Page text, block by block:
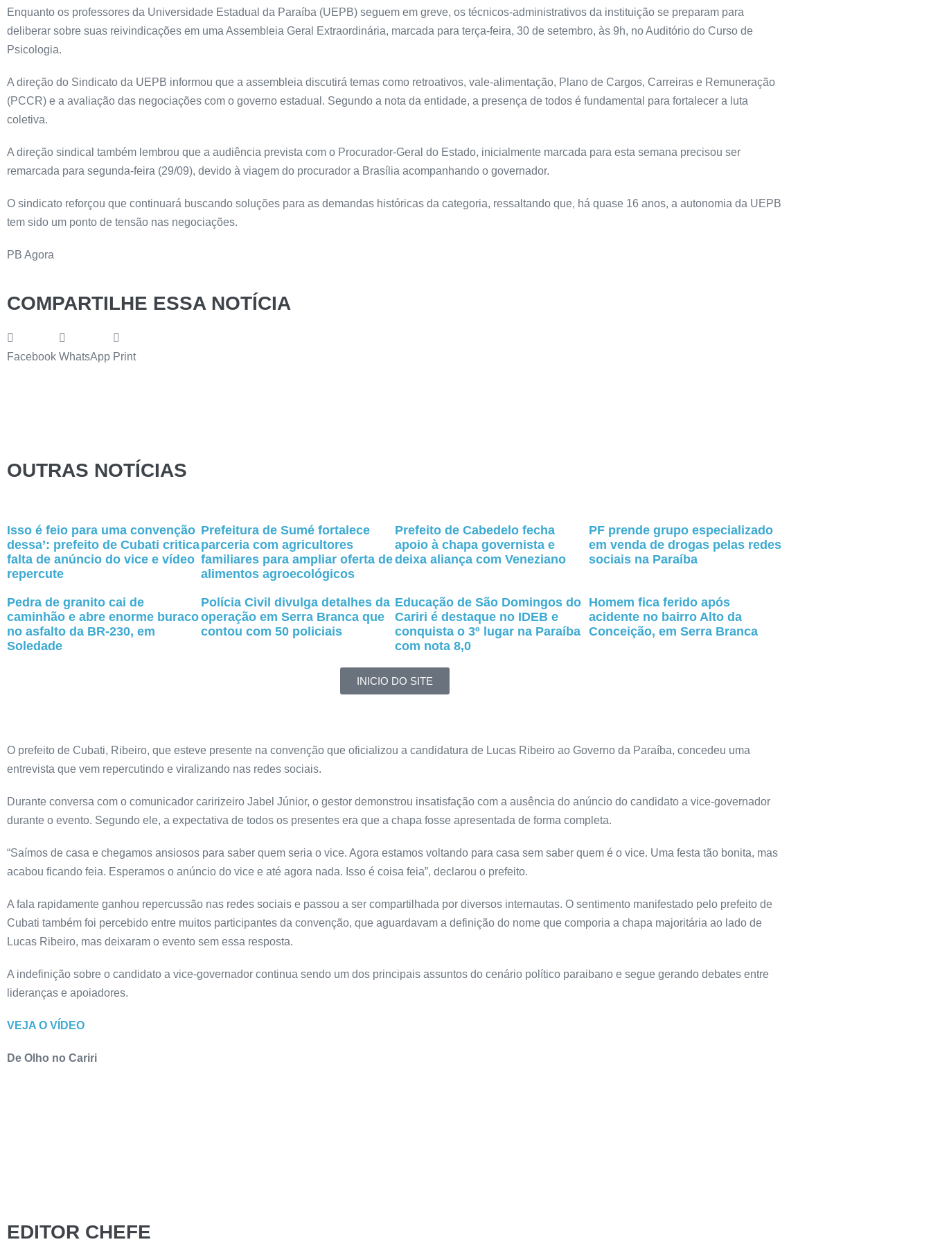
Enquanto os professores da Universidade Estadual da Paraíba (UEPB) seguem em greve, os técnicos-administrativos da instituição se preparam para
deliberar sobre suas reivindicações em uma Assembleia Geral Extraordinária, marcada para terça-feira, 30 de setembro, às 9h, no Auditório do Curso de
Psicologia.
A direção do Sindicato da UEPB informou que a assembleia discutirá temas como retroativos, vale-alimentação, Plano de Cargos, Carreiras e Remuneração
(PCCR) e a avaliação das negociações com o governo estadual. Segundo a nota da entidade, a presença de todos é fundamental para fortalecer a luta
coletiva.
A direção sindical também lembrou que a audiência prevista com o Procurador-Geral do Estado, inicialmente marcada para esta semana precisou ser
remarcada para segunda-feira (29/09), devido à viagem do procurador a Brasília acompanhando o governador.
O sindicato reforçou que continuará buscando soluções para as demandas históricas da categoria, ressaltando que, há quase 16 anos, a autonomia da UEPB
tem sido um ponto de tensão nas negociações.
PB Agora
COMPARTILHE ESSA NOTÍCIA
Facebook WhatsApp Print
OUTRAS NOTÍCIAS
Isso é feio para uma convenção
dessa’: prefeito de Cubati critica
falta de anúncio do vice e vídeo
repercute
Prefeitura de Sumé fortalece
parceria com agricultores
familiares para ampliar oferta de
alimentos agroecológicos
Prefeito de Cabedelo fecha
apoio à chapa governista e
deixa aliança com Veneziano
PF prende grupo especializado
em venda de drogas pelas redes
sociais na Paraíba
Pedra de granito cai de
caminhão e abre enorme buraco
no asfalto da BR-230, em
Soledade
Polícia Civil divulga detalhes da
operação em Serra Branca que
contou com 50 policiais
Educação de São Domingos do
Cariri é destaque no IDEB e
conquista o 3º lugar na Paraíba
com nota 8,0
Homem fica ferido após
acidente no bairro Alto da
Conceição, em Serra Branca
INICIO DO SITE
O prefeito de Cubati, Ribeiro, que esteve presente na convenção que oficializou a candidatura de Lucas Ribeiro ao Governo da Paraíba, concedeu uma
entrevista que vem repercutindo e viralizando nas redes sociais.
Durante conversa com o comunicador caririzeiro Jabel Júnior, o gestor demonstrou insatisfação com a ausência do anúncio do candidato a vice-governador
durante o evento. Segundo ele, a expectativa de todos os presentes era que a chapa fosse apresentada de forma completa.
“Saímos de casa e chegamos ansiosos para saber quem seria o vice. Agora estamos voltando para casa sem saber quem é o vice. Uma festa tão bonita, mas
acabou ficando feia. Esperamos o anúncio do vice e até agora nada. Isso é coisa feia”, declarou o prefeito.
A fala rapidamente ganhou repercussão nas redes sociais e passou a ser compartilhada por diversos internautas. O sentimento manifestado pelo prefeito de
Cubati também foi percebido entre muitos participantes da convenção, que aguardavam a definição do nome que comporia a chapa majoritária ao lado de
Lucas Ribeiro, mas deixaram o evento sem essa resposta.
A indefinição sobre o candidato a vice-governador continua sendo um dos principais assuntos do cenário político paraibano e segue gerando debates entre
lideranças e apoiadores.
VEJA O VÍDEO
De Olho no Cariri
EDITOR CHEFE